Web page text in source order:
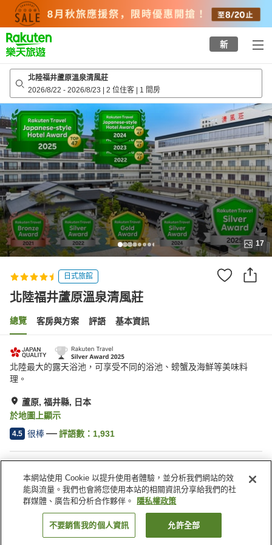
top
page
新
北陸福井蘆原溫泉清風莊
2026/8/22 - 2026/8/23 | 2 位住客 | 1 間房
17
日式旅館
北陸福井蘆原溫泉清風莊
總覽 客房與方案 評語 基本資訊
北陸最大的露天浴池，可享受不同的浴池、螃蟹及海鮮等美味料
理。
蘆原, 福井縣, 日本
於地圖上顯示
4.5 很棒 評語數： 1,931
停車場
三溫暖
Spa／美容沙龍
餐廳
日本 福井縣 蘆原 北陸福井蘆原溫泉清風莊
找客房
本網站使用 Cookie 以提升使用者體驗，並分析我們網站的效
能與流量。我們也會將您使用本站的相關資訊分享給我們的社
群媒體、廣告和分析合作夥伴。
隱私權政策
不要銷售我的個人資訊 允許全部